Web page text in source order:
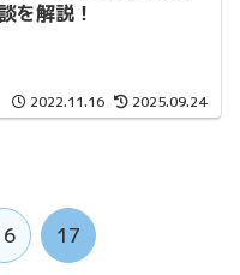
を解説！
2022.11.16 2025.09.24
17